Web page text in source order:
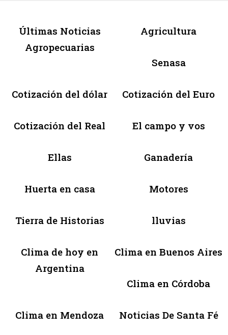
Últimas Noticias
Agropecuarias
Agricultura
Senasa
Cotización del dólar Cotización del Euro
Cotización del Real El campo y vos
Ellas Ganadería
Huerta en casa Motores
Tierra de Historias lluvias
Clima de hoy en
Argentina
Clima en Buenos Aires
Clima en Córdoba
Clima en Mendoza Noticias De Santa Fé